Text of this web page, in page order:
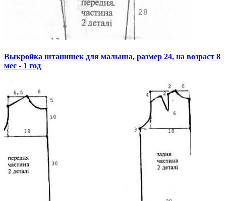
Выкройка штанишек для малыша, размер 24, на возраст 8
мес - 1 год